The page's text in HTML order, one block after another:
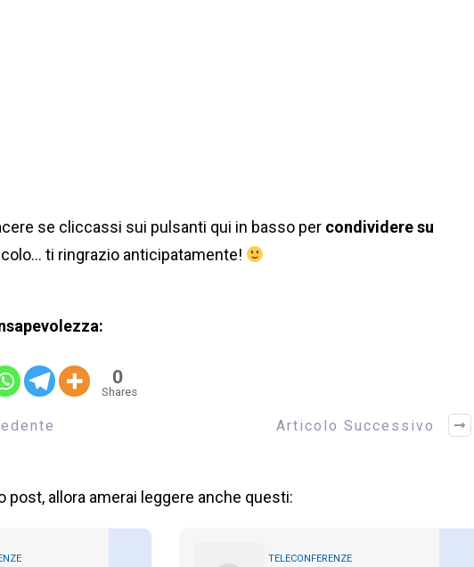
se cliccassi sui pulsanti qui in basso per condividere su
ti ringrazio anticipatamente!
0
Shares
Articolo Successivo
post, allora amerai leggere anche questi:
TELECONFERENZE